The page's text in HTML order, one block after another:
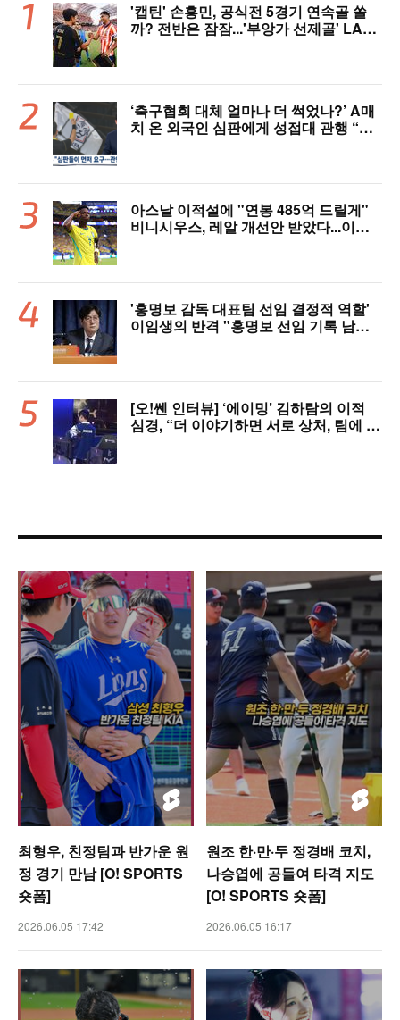
'캡틴' 손흥민, 공식전 5경기 연속골 쏠
까? 전반은 잠잠...'부앙가 선제골' LAF
‘축구협회 대체 얼마나 더 썩었나?’ A매
치 온 외국인 심판에게 성접대 관행 “그
아스날 이적설에 "연봉 485억 드릴게"
비니시우스, 레알 개선안 받았다...이제
'홍명보 감독 대표팀 선임 결정적 역할'
이임생의 반격 "홍명보 선임 기록 남아
[오!쎈 인터뷰] ‘에이밍’ 김하람의 이적
심경, “더 이야기하면 서로 상처, 팀에 피
최형우, 친정팀과 반가운 원
정 경기 만남 [O! SPORTS
숏폼]
2026.06.05 17:42
원조 한·만·두 정경배 코치,
나승엽에 공들여 타격 지도
[O! SPORTS 숏폼]
2026.06.05 16:17